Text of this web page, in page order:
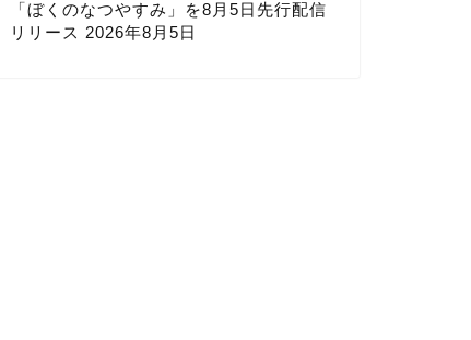
「ぼくのなつやすみ」を8月5日先行配信
リリース 2026年8月5日